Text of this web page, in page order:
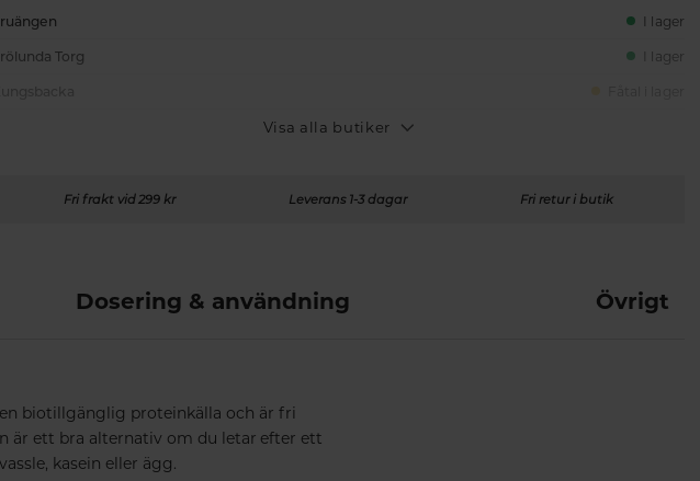
I lager
Torg I lager
Visa alla butiker
Fri frakt vid 299 kr Leverans 1-3 dagar Fri retur i butik
Dosering & användning Övrigt
biotillgänglig proteinkälla och är fri
är ett bra alternativ om du letar efter ett
kasein eller ägg.